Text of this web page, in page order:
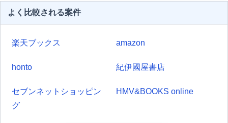
よく比較される案件
楽天ブックス amazon
honto 紀伊國屋書店
セブンネットショッピン
グ
HMV&BOOKS online